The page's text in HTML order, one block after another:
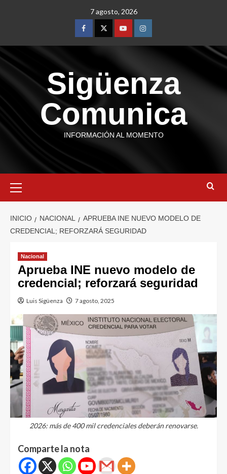
7 agosto, 2026
Sigüenza
Comunica
INFORMACIÓN AL MOMENTO
INICIO NACIONAL
APRUEBA INE NUEVO MODELO DE
CREDENCIAL; REFORZARÁ SEGURIDAD
Nacional
Aprueba INE nuevo modelo de
credencial; reforzará seguridad
Luis Sigüenza 7 agosto, 2025
2026: más de 400 mil credenciales deberán renovarse.
Comparte la nota